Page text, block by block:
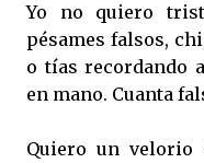
Yo no quiero
pésames falsos,
o tías recordando
en mano. Cuanta
Quiero un velorio